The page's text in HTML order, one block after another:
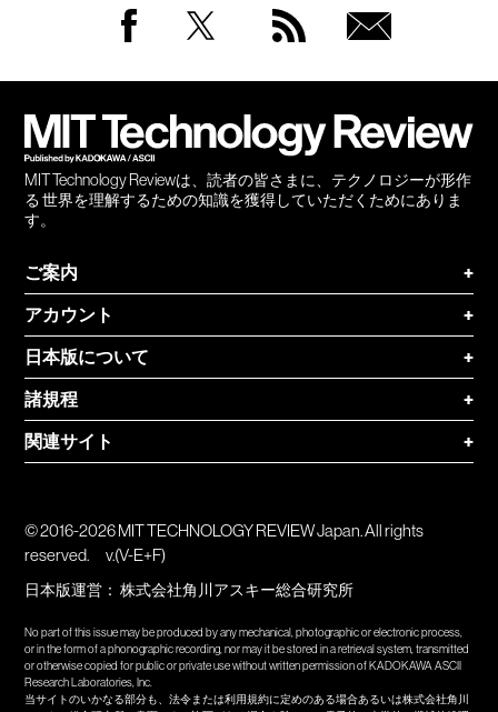
MIT Technology Reviewは、読者の皆さまに、テクノロジーが形作
る 世界を理解するための知識を獲得していただくためにありま
す。
ご案内
+
アカウント
+
日本版について
+
諸規程
+
関連サイト
+
© 2016-2026 MIT TECHNOLOGY REVIEW Japan. All rights
reserved.
v.(V-E+F)
日本版運営：株式会社角川アスキー総合研究所
No part of this issue may be produced by any mechanical, photographic or electronic process,
or in the form of a phonographic recording, nor may it be stored in a retrieval system, transmitted
or otherwise copied for public or private use without written permission of KADOKAWA ASCII
Research Laboratories, Inc.
当サイトのいかなる部分も、法令または利用規約に定めのある場合あるいは株式会社角川